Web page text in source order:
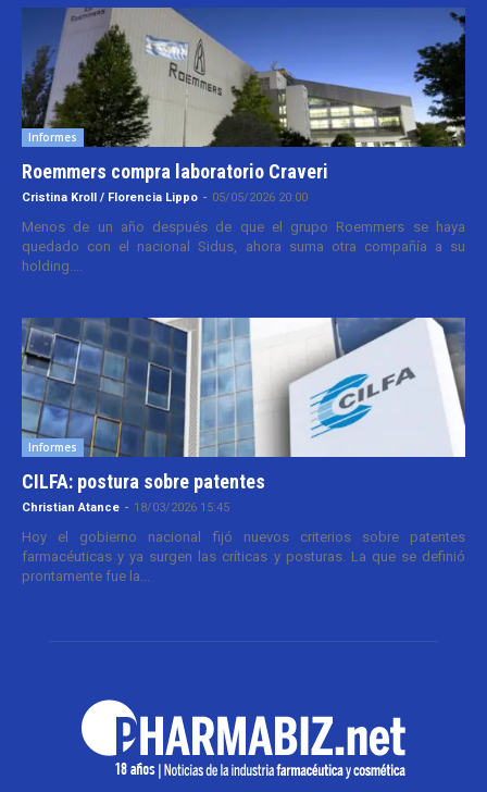
Informes
Roemmers compra laboratorio Craveri
Cristina Kroll / Florencia Lippo - 05/05/2026 20:00
Menos de un año después de que el grupo Roemmers se haya
quedado con el nacional Sidus, ahora suma otra compañía a su
holding....
Informes
CILFA: postura sobre patentes
Christian Atance - 18/03/2026 15:45
Hoy el gobierno nacional fijó nuevos criterios sobre patentes
farmacéuticas y ya surgen las críticas y posturas. La que se definió
prontamente fue la...